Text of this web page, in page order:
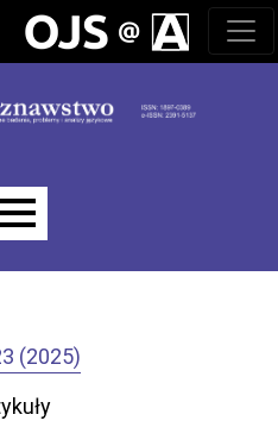
(2025)